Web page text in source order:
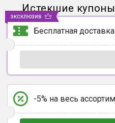
Истекшие
Бесплатная
эксклюзив
-5% на весь